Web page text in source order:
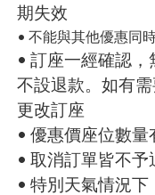
期失效
• 不能與其他優惠同
• 訂座一經確認
不設退款。如有
更改訂座
• 優惠價座位數
• 取消訂單皆不予
• 特別天氣情況